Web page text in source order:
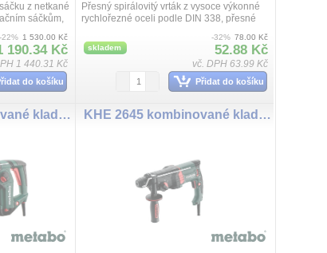
z netkané
sáčkům,
-22% 1 530.00 Kč
190.34 Kč
1 440.31 Kč
do košíku
Přesný spirálovitý vrták z vysoce výkonné
rychlořezné oceli podle DIN 338, přesné
křížové broušení 135° (od 3 mm) podle D...
skladem
-32% 78.00 Kč
52.88 Kč
vč. DPH 63.99 Kč
Přidat do košíku
KHE 3251 kombinované kladivo KHE 2645 kombinované kladivo